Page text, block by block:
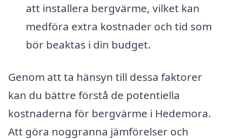
att installera bergvärme, vilket kan
medföra extra kostnader och tid som
bör beaktas i din budget.
Genom att ta hänsyn till dessa faktorer
kan du bättre förstå de potentiella
kostnaderna för bergvärme i Hedemora.
Att göra noggranna jämförelser och